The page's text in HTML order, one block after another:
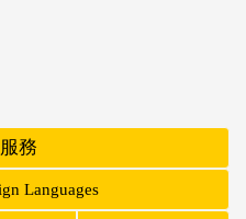
務
Languages